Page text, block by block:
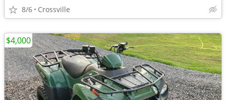
8/6 Crossville
$4,000